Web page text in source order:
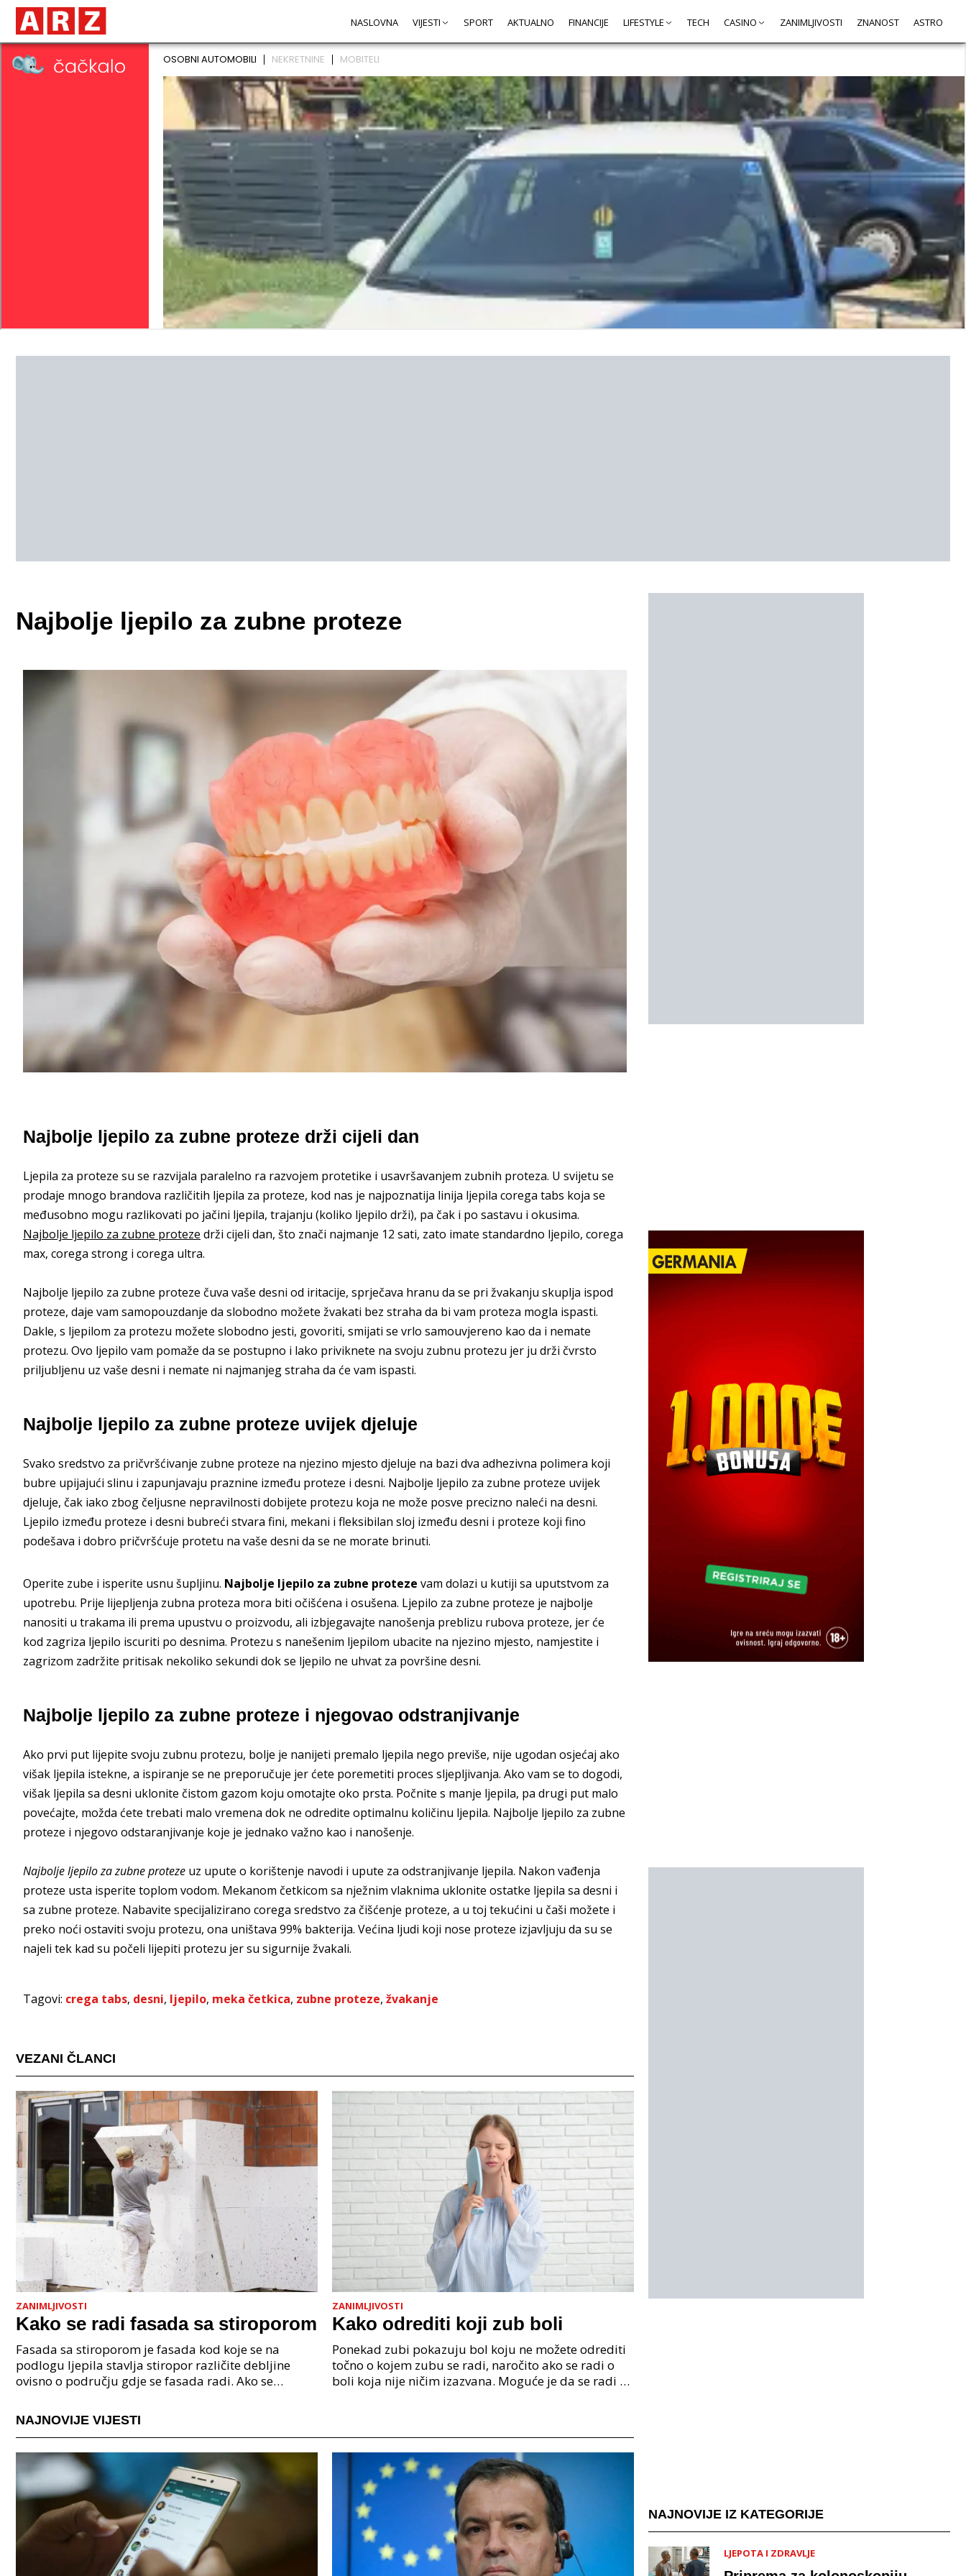
NASLOVNA VIJESTI SPORT AKTUALNO FINANCIJE LIFESTYLE TECH CASINO ZANIMLJIVOSTI ZNANOST ASTRO
Najbolje ljepilo za zubne proteze
Najbolje ljepilo za zubne proteze drži cijeli dan
Ljepila za proteze su se razvijala paralelno ra razvojem protetike i usavršavanjem zubnih proteza. U svijetu se
prodaje mnogo brandova različitih ljepila za proteze, kod nas je najpoznatija linija ljepila corega tabs koja se
međusobno mogu razlikovati po jačini ljepila, trajanju (koliko ljepilo drži), pa čak i po sastavu i okusima.
Najbolje ljepilo za zubne proteze drži cijeli dan, što znači najmanje 12 sati, zato imate standardno ljepilo, corega
max, corega strong i corega ultra.
Najbolje ljepilo za zubne proteze čuva vaše desni od iritacije, sprječava hranu da se pri žvakanju skuplja ispod
proteze, daje vam samopouzdanje da slobodno možete žvakati bez straha da bi vam proteza mogla ispasti.
Dakle, s ljepilom za protezu možete slobodno jesti, govoriti, smijati se vrlo samouvjereno kao da i nemate
protezu. Ovo ljepilo vam pomaže da se postupno i lako priviknete na svoju zubnu protezu jer ju drži čvrsto
priljubljenu uz vaše desni i nemate ni najmanjeg straha da će vam ispasti.
Najbolje ljepilo za zubne proteze uvijek djeluje
Svako sredstvo za pričvršćivanje zubne proteze na njezino mjesto djeluje na bazi dva adhezivna polimera koji
bubre upijajući slinu i zapunjavaju praznine između proteze i desni. Najbolje ljepilo za zubne proteze uvijek
djeluje, čak iako zbog čeljusne nepravilnosti dobijete protezu koja ne može posve precizno naleći na desni.
Ljepilo između proteze i desni bubreći stvara fini, mekani i fleksibilan sloj između desni i proteze koji fino
podešava i dobro pričvršćuje protetu na vaše desni da se ne morate brinuti.
Operite zube i isperite usnu šupljinu. Najbolje ljepilo za zubne proteze vam dolazi u kutiji sa uputstvom za
upotrebu. Prije lijepljenja zubna proteza mora biti očišćena i osušena. Ljepilo za zubne proteze je najbolje
nanositi u trakama ili prema upustvu o proizvodu, ali izbjegavajte nanošenja preblizu rubova proteze, jer će
kod zagriza ljepilo iscuriti po desnima. Protezu s nanešenim ljepilom ubacite na njezino mjesto, namjestite i
zagrizom zadržite pritisak nekoliko sekundi dok se ljepilo ne uhvat za površine desni.
Najbolje ljepilo za zubne proteze i njegovao odstranjivanje
Ako prvi put lijepite svoju zubnu protezu, bolje je nanijeti premalo ljepila nego previše, nije ugodan osjećaj ako
višak ljepila istekne, a ispiranje se ne preporučuje jer ćete poremetiti proces sljepljivanja. Ako vam se to dogodi,
višak ljepila sa desni uklonite čistom gazom koju omotajte oko prsta. Počnite s manje ljepila, pa drugi put malo
povećajte, možda ćete trebati malo vremena dok ne odredite optimalnu količinu ljepila. Najbolje ljepilo za zubne
proteze i njegovo odstaranjivanje koje je jednako važno kao i nanošenje.
Najbolje ljepilo za zubne proteze uz upute o korištenje navodi i upute za odstranjivanje ljepila. Nakon vađenja
proteze usta isperite toplom vodom. Mekanom četkicom sa nježnim vlaknima uklonite ostatke ljepila sa desni i
sa zubne proteze. Nabavite specijalizirano corega sredstvo za čišćenje proteze, a u toj tekućini u čaši možete i
preko noći ostaviti svoju protezu, ona uništava 99% bakterija. Većina ljudi koji nose proteze izjavljuju da su se
najeli tek kad su počeli lijepiti protezu jer su sigurnije žvakali.
Tagovi: crega tabs, desni, ljepilo, meka četkica, zubne proteze, žvakanje
VEZANI ČLANCI
ZANIMLJIVOSTI
Kako se radi fasada sa stiroporom
Fasada sa stiroporom je fasada kod koje se na
podlogu ljepila stavlja stiropor različite debljine
ovisno o području gdje se fasada radi. Ako se
kl
ZANIMLJIVOSTI
Kako odrediti koji zub boli
Ponekad zubi pokazuju bol koju ne možete odrediti
točno o kojem zubu se radi, naročito ako se radi o
boli koja nije ničim izazvana. Moguće je da se radi o
NAJNOVIJE VIJESTI
NAJNOVIJE IZ KATEGORIJE
LJEPOTA I ZDRAVLJE